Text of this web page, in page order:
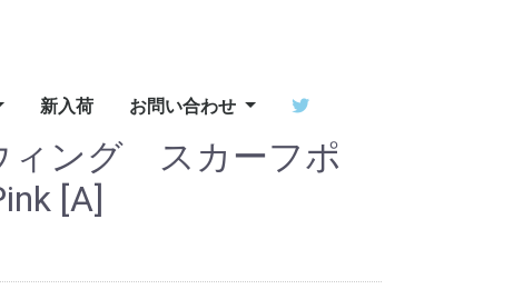
ーザーサ
FT ユーザ
/ワンデ
ーサポー
ダウン
イ比較
新入荷 お問い合わせ
ご利用ガイド
特定商取引法に基づく
Flowtoys社製品の保
Lighttoys社製品の保
ビジュアルポイをご検
お問い合わせフォーム
出演依頼はポイラボへ
ィング スカーフポ
[A]